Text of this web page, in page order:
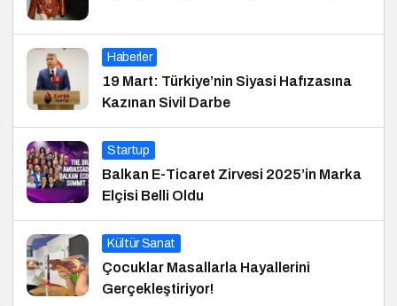
Haberler
19 Mart: Türkiye’nin Siyasi Hafızasına
Kazınan Sivil Darbe
Startup
Balkan E-Ticaret Zirvesi 2025’in Marka
Elçisi Belli Oldu
Kültür Sanat
Çocuklar Masallarla Hayallerini
Gerçekleştiriyor!